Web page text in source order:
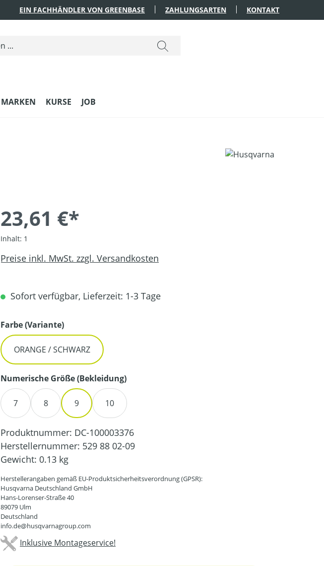
EIN FACHHÄNDLER VON GREENBASE ZAHLUNGSARTEN KONTAKT
MARKEN KURSE JOB
23,61 €*
Inhalt: 1
Preise inkl. MwSt. zzgl. Versandkosten
Sofort verfügbar, Lieferzeit: 1-3 Tage
Farbe (Variante)auswählen
ORANGE / SCHWARZ
Numerische Größe (Bekleidung)auswählen
7 8 9 10
Produktnummer: DC-100003376
Herstellernummer: 529 88 02-09
Gewicht: 0.13 kg
Herstellerangaben gemäß EU-Produktsicherheitsverordnung (GPSR):
Husqvarna Deutschland GmbH
Hans-Lorenser-Straße 40
89079 Ulm
Deutschland
info.de@husqvarnagroup.com
Inklusive Montageservice!